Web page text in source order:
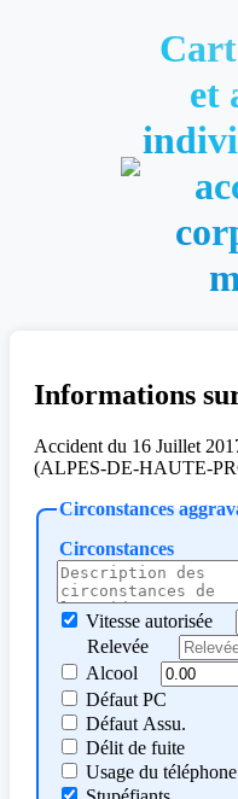
et
Informations
Accident du 16 Juillet
(ALPES-DE-HAUTE-
Circonstances
Circonstances
Vitesse autorisée
Relevée
Alcool
Défaut PC
Défaut Assu.
Délit de fuite
Usage du téléphone